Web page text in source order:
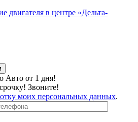
Авто от 1 дня!
Звоните!
моих персональных данных.